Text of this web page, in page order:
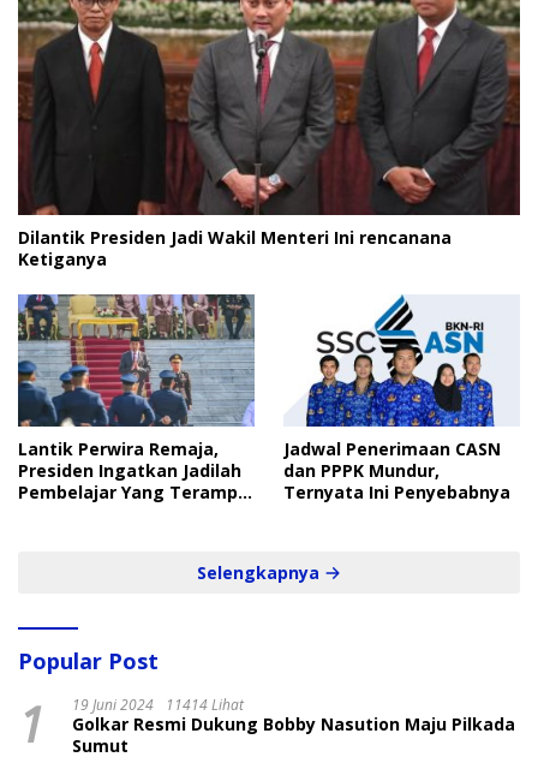
Dilantik Presiden Jadi Wakil Menteri Ini rencanana
Ketiganya
Lantik Perwira Remaja,
Presiden Ingatkan Jadilah
Pembelajar Yang Terampil
Jadwal Penerimaan CASN
dan PPPK Mundur,
Ternyata Ini Penyebabnya
Selengkapnya
Popular Post
1 19 Juni 2024 11414 Lihat
Golkar Resmi Dukung Bobby Nasution Maju Pilkada
Sumut